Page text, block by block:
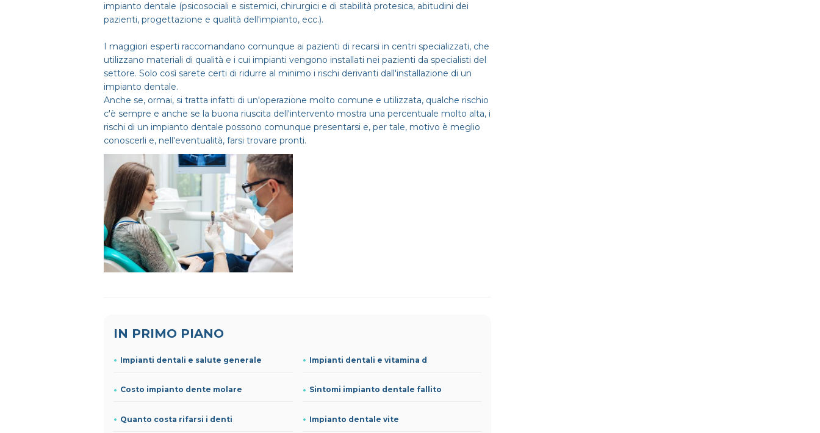
impianto dentale (psicosociali e sistemici, chirurgici e di stabilità protesica, abitudini dei
pazienti, progettazione e qualità dell'impianto, ecc.).
I maggiori esperti raccomandano comunque ai pazienti di recarsi in centri specializzati, che
utilizzano materiali di qualità e i cui impianti vengono installati nei pazienti da specialisti del
settore. Solo così sarete certi di ridurre al minimo i rischi derivanti dall'installazione di un
impianto dentale.
Anche se, ormai, si tratta infatti di un'operazione molto comune e utilizzata, qualche rischio
c'è sempre e anche se la buona riuscita dell'intervento mostra una percentuale molto alta, i
rischi di un impianto dentale possono comunque presentarsi e, per tale, motivo è meglio
conoscerli e, nell'eventualità, farsi trovare pronti.
IN PRIMO PIANO
Impianti dentali e salute generale Impianti dentali e vitamina d
Costo impianto dente molare Sintomi impianto dentale fallito
Quanto costa rifarsi i denti Impianto dentale vite